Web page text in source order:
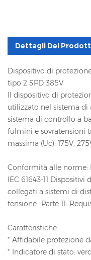
Dettagli Del
Dispositivo di
tipo 2 SPD 385V
Il dispositivo di
utilizzato nel sistema di
sistema di controllo a
fulmini e sovratensioni
massima (Uc): 175V,
Conformità alle norme:
IEC 61643-11
collegati a sistemi di
tensione -Parte 11:
Caratteristiche:
* Affidabile protezione
* Indicatore di stato: